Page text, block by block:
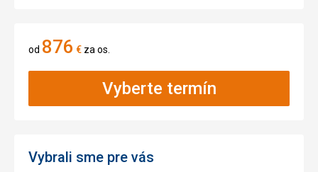
od 876 € za os.
Vyberte termín
Vybrali sme pre vás